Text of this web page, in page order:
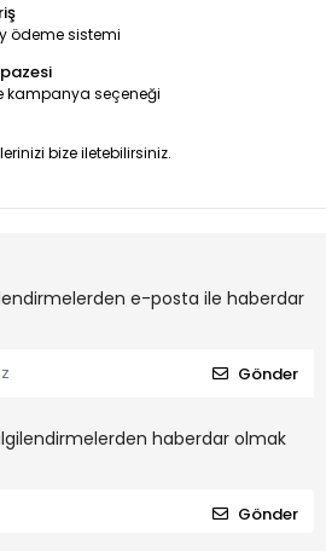
ödeme sistemi
kampanya seçeneği
bize iletebilirsiniz.
e-posta ile haberdar
Gönder
haberdar olmak
Gönder